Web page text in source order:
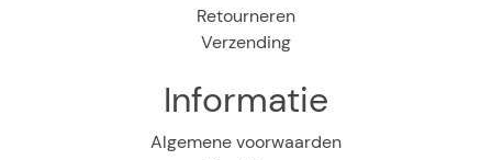
Retourneren
Verzending
Informatie
Algemene voorwaarden